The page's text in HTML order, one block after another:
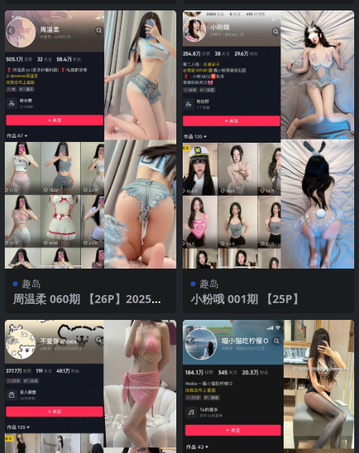
趣岛
周温柔 060期 【26P】2025年
趣岛
小粉哦 001期 【25P】